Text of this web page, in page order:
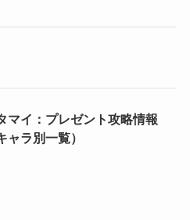
マイ：プレゼント攻略情報
ャラ別一覧）